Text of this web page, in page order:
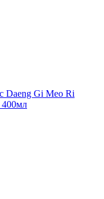
Daeng Gi Meo Ri